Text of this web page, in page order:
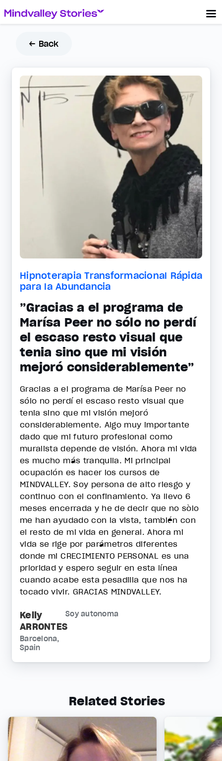
← Back
Hipnoterapia Transformacional Rápida
para la Abundancia
”Gracias a el programa de
Marísa Peer no sólo no perdí
el escaso resto visual que
tenia sino que mi visión
mejoró considerablemente”
Gracias a el programa de Marísa Peer no
sólo no perdí el escaso resto visual que
tenia sino que mi visión mejoró
considerablemente. Algo muy importante
dado que mi futuro profesional como
muralista depende de visión. Ahora mi vida
es mucho más tranquila. Mi principal
ocupación es hacer los cursos de
MINDVALLEY. Soy persona de alto riesgo y
continuo con el confinamiento. Ya llevo 6
meses encerrada y he de decir que no sòlo
me han ayudado con la vista, también con
el resto de mi vida en general. Ahora mi
vida se rige por parámetros diferentes
donde mi CRECIMIENTO PERSONAL es una
prioridad y espero seguir en esta línea
cuando acabe esta pesadilla que nos ha
tocado vivir. GRACIAS MINDVALLEY.
Kelly
ARRONTES
Soy autonoma
Barcelona,
Spain
Related Stories